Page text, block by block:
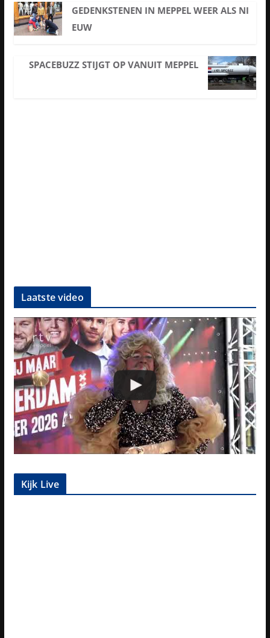
GEDENKSTENEN IN MEPPEL WEER ALS NI
EUW
SPACEBUZZ STIJGT OP VANUIT MEPPEL
Laatste video
Kijk Live